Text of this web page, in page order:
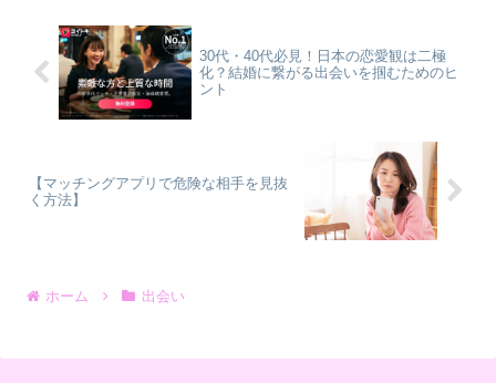
30代・40代必見！日本の恋愛観は二極
化？結婚に繋がる出会いを掴むためのヒ
ント
【マッチングアプリで危険な相手を見抜
く方法】
ホーム 出会い